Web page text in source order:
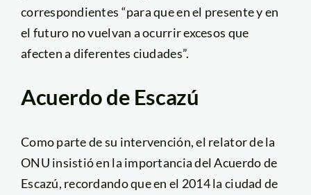
correspondientes “para que en el presente y en
el futuro no vuelvan a ocurrir excesos que
afecten a diferentes ciudades”.
Acuerdo de Escazú
Como parte de su intervención, el relator de la
ONU insistió en la importancia del Acuerdo de
Escazú, recordando que en el 2014 la ciudad de